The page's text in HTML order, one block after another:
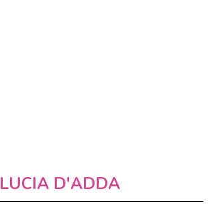
LUCIA D'ADDA